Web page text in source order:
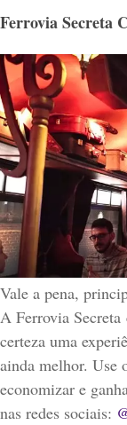
Ferrovia Secreta
Vale a pena,
A Ferrovia Secreta
certeza uma
ainda melhor.
economizar e
nas redes sociais: